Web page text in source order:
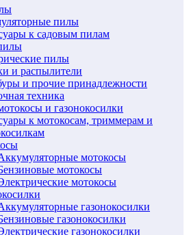
пилы
к садовым пилам
пилы
и распылители
и прочие принадлежности
техника
и газонокосилки
к мотокосам, триммерам и
мотокосы
мотокосы
мотокосы
газонокосилки
газонокосилки
газонокосилки